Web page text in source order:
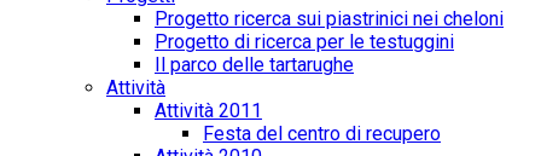
Progetto ricerca sui piastrinici nei cheloni
Progetto di ricerca per le testuggini
Il parco delle tartarughe
Attività
Attività 2011
Festa del centro di recupero